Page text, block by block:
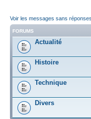
Voir les messages sans réponses
FORUMS
Actualité
Histoire
Technique
Divers